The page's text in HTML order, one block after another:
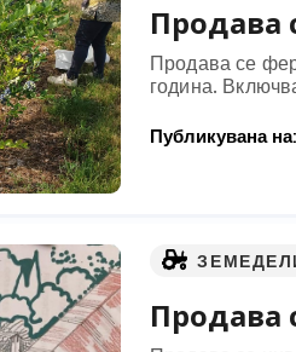
Продава
Продава се
година.
Публикувана на:
Продава